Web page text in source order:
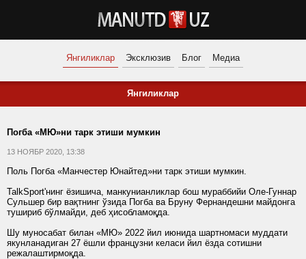
Янгиликлар Эксклюзив Блог Медиа
Янгиликлар
Погба «МЮ»ни тарк этиши мумкин
13 НОЯБР 2020, 13:38
Поль Погба «Манчестер Юнайтед»ни тарк этиши мумкин.
TalkSport'нинг ёзишича, манкунианликлар бош мураббийи Оле-Гуннар
Сульшер бир вақтнинг ўзида Погба ва Бруну Фернандешни майдонга
тушириб бўлмайди, деб ҳисобламоқда.
Шу муносабат билан «МЮ» 2022 йил июнида шартномаси муддати
якунланадиган 27 ёшли французни келаси йил ёзда сотишни
режалаштирмоқда.